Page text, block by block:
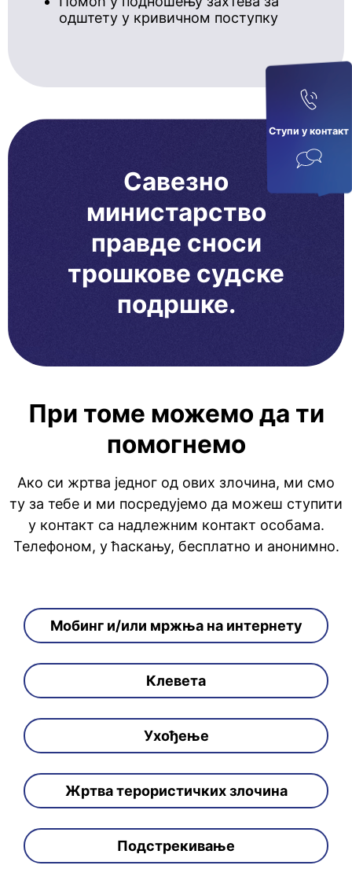
Ступи у кoнтaкт
одштету у кривичном поступку
Савезно
министарство
правде сноси
трошкове судске
подршке.
При томе можемо да ти
помогнемо
Ако си жртва једног од ових злочина, ми смо
ту за тебе и ми посредујемо да можеш ступити
у контакт са надлежним контакт особама.
Телефоном, у ћаскању, бесплатно и анонимно.
Мобинг и/или мржња на интернету
Клевета
Ухођење
Жртва терористичких злочина
Подстрекивање